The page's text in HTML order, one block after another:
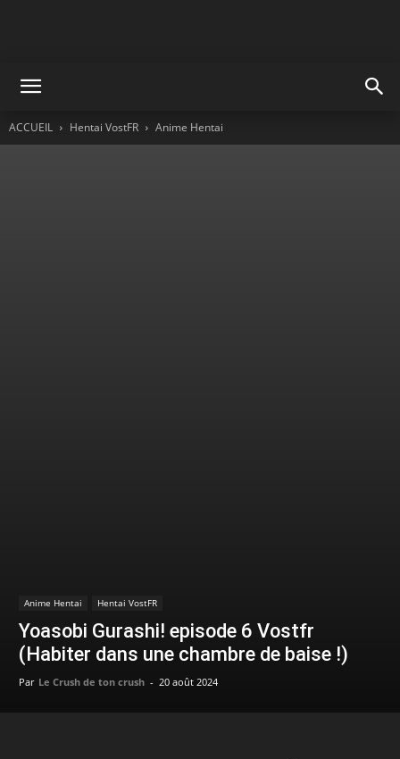
ACCUEIL Hentai VostFR Anime Hentai
Anime Hentai Hentai VostFR
Yoasobi Gurashi! episode 6 Vostfr
(Habiter dans une chambre de baise !)
Par Le Crush de ton crush - 20 août 2024